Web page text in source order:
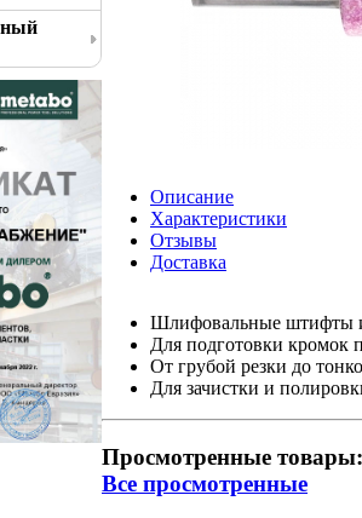
Описание
Характеристики
Отзывы
Доставка
Шлифовальные штифты
Для подготовки кромок
От грубой резки до
Для зачистки и
Просмотренные товары:
Все просмотренные